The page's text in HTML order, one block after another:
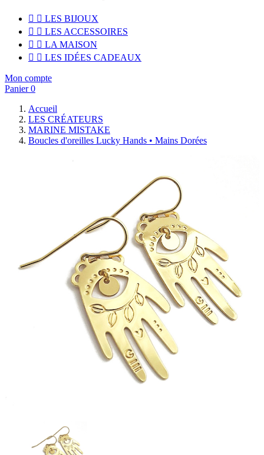
  LES BIJOUX
  LES ACCESSOIRES
  LA MAISON
  LES IDÉES CADEAUX
Mon compte
Panier 0
Accueil
LES CRÉATEURS
MARINE MISTAKE
Boucles d'oreilles Lucky Hands • Mains Dorées